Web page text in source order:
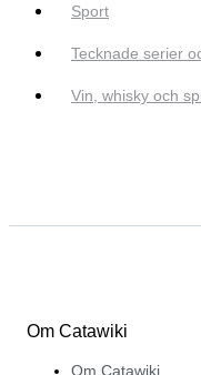
Sport
Tecknade serier
Vin, whisky och
Om Catawiki
Om Catawiki